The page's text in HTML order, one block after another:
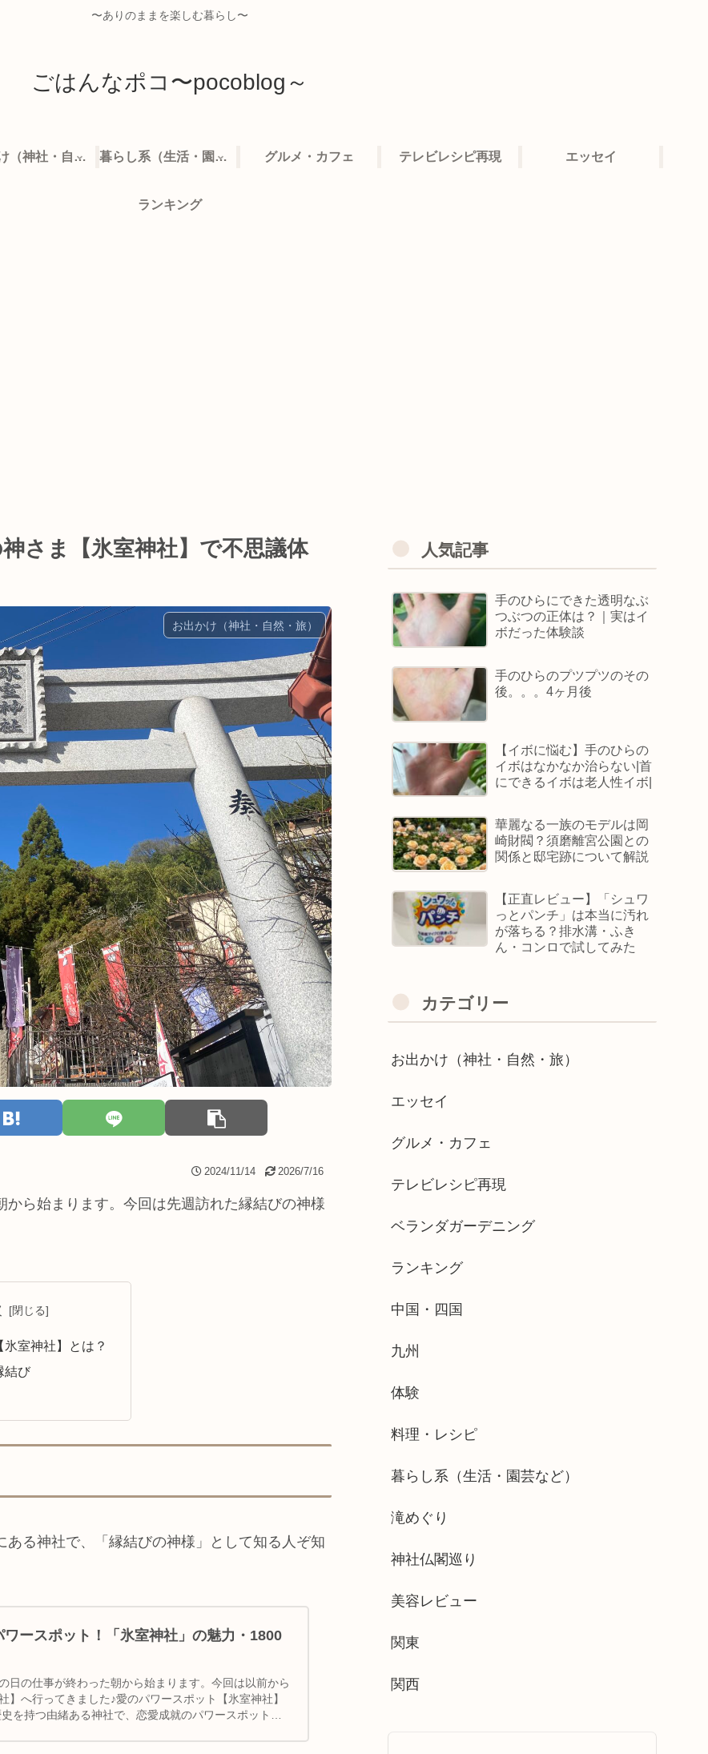
〜ありのままを楽しむ暮らし〜
ごはんなポコ〜pocoblog～
お出かけ（神社・自然・旅） 暮らし系（生活・園芸など） グルメ・カフェ テレビレシピ再現 エッセイ
ランキング
さま【氷室神社】で不思議体
お出かけ（神社・自然・旅）
2024/11/14 2026/7/16
ら始まります。今回は先週訪れた縁結びの神様
室神社】とは？
結び
る神社で、「縁結びの神様」として知る人ぞ知
ースポット！「氷室神社」の魅力・1800
日の仕事が終わった朝から始まります。今回は以前から
】へ行ってきました♪愛のパワースポット【氷室神社】
を持つ由緒ある神社で、恋愛成就のパワースポットと
人気記事
手のひらにできた透明なぶ
つぶつの正体は？｜実はイ
ボだった体験談
手のひらのプツプツのその
後。。。4ヶ月後
【イボに悩む】手のひらの
イボはなかなか治らない|首
にできるイボは老人性イボ|
華麗なる一族のモデルは岡
崎財閥？須磨離宮公園との
関係と邸宅跡について解説
【正直レビュー】「シュワ
っとパンチ」は本当に汚れ
が落ちる？排水溝・ふき
ん・コンロで試してみた
カテゴリー
お出かけ（神社・自然・旅）
エッセイ
グルメ・カフェ
テレビレシピ再現
ベランダガーデニング
ランキング
中国・四国
九州
体験
料理・レシピ
暮らし系（生活・園芸など）
滝めぐり
神社仏閣巡り
美容レビュー
関東
関西